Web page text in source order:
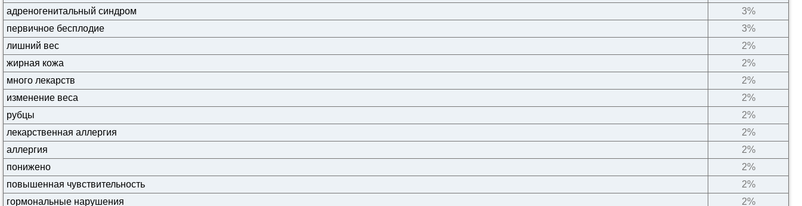
адреногенитальный синдром
3%
первичное бесплодие
3%
лишний вес
2%
жирная кожа
2%
много лекарств
2%
изменение веса
2%
рубцы
2%
лекарственная аллергия
2%
аллергия
2%
понижено
2%
повышенная чувствительность
2%
гормональные нарушения
2%